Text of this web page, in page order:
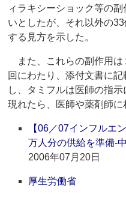
ィラキシーショック等の
いとしたが、それ以外の
する見方を示した。
また、これらの副作用は
回にわたり、添付文書に
し、タミフルは医師の指
現れたら、医師や薬剤師に
【06／07インフルエ
万人分の供給を準備‐
2006年07月20日
厚生労働省